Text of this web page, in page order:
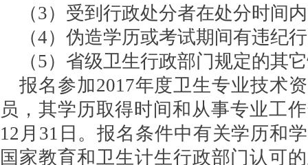
（3）受到行政处分者在处分时间
（4）伪造学历或考试期间有违纪
（5）省级卫生行政部门规定的其
报名参加2017年度卫生专业技术
员，其学历取得时间和从事专业工
12月31日。报名条件中有关学历和
国家教育和卫生计生行政部门认可